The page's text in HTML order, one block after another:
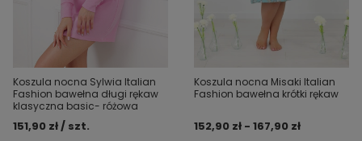
Koszula nocna Sylwia Italian
Fashion bawełna długi rękaw
klasyczna basic- różowa
151,90 zł / szt.
Koszula nocna Misaki Italian
Fashion bawełna krótki rękaw
152,90 zł - 167,90 zł